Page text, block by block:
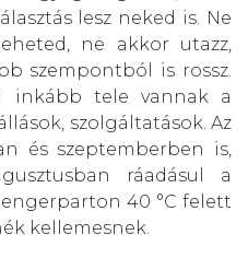
lesz neked is. Ne
ne akkor utazz,
szempontból is rossz.
inkább tele vannak a
szolgáltatások. Az
és szeptemberben is,
ráadásul a
40 °C felett
kellemesnek.